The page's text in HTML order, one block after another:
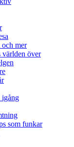
mer
världen över
igång
som funkar